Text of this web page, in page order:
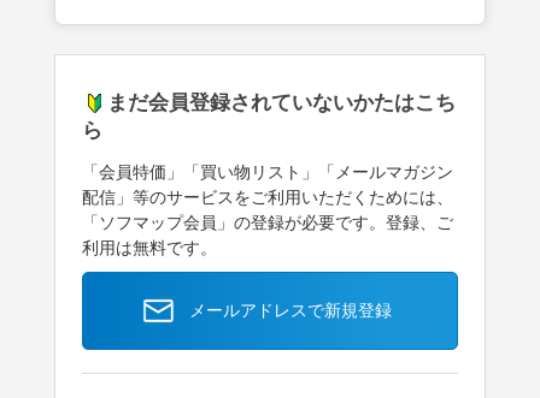
まだ会員登録されていないかたはこち
ら
「会員特価」「買い物リスト」「メールマガジン
配信」等のサービスをご利用いただくためには、
「ソフマップ会員」の登録が必要です。登録、ご
利用は無料です。
メールアドレスで新規登録